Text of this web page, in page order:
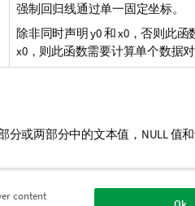
强制回归线通过单一固定坐标。
除非同时声明y0和x0，否则此函
x0，则此函数需要计算单个数据对
分或两部分中的文本值， NULL值和
content